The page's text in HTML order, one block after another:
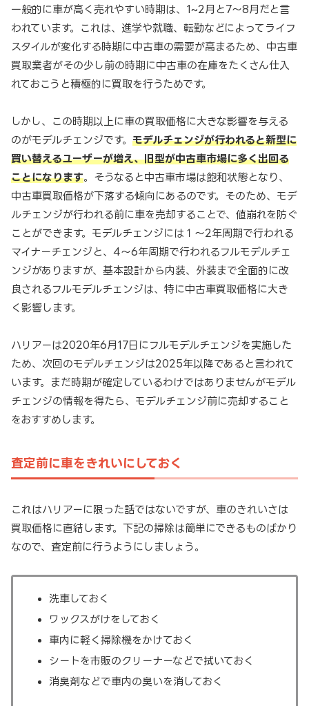
一般的に車が高く売れやすい時期は、1~2月と7～8月だと言
われています。これは、進学や就職、転勤などによってライフ
スタイルが変化する時期に中古車の需要が高まるため、中古車
買取業者がその少し前の時期に中古車の在庫をたくさん仕入
れておこうと積極的に買取を行うためです。
しかし、この時期以上に車の買取価格に大きな影響を与える
のがモデルチェンジです。 モデルチェンジが行われると新型に
買い替えるユーザーが増え、旧型が中古車市場に多く出回る
ことになります。そうなると中古車市場は飽和状態となり、
中古車買取価格が下落する傾向にあるのです。そのため、モデ
ルチェンジが行われる前に車を売却することで、値崩れを防ぐ
ことができます。モデルチェンジには１～2年周期で行われる
マイナーチェンジと、4～6年周期で行われるフルモデルチェ
ンジがありますが、基本設計から内装、外装まで全面的に改
良されるフルモデルチェンジは、特に中古車買取価格に大き
く影響します。
ハリアーは2020年6月17日にフルモデルチェンジを実施した
ため、次回のモデルチェンジは2025年以降であると言われて
います。まだ時期が確定しているわけではありませんがモデル
チェンジの情報を得たら、モデルチェンジ前に売却すること
をおすすめします。
査定前に車をきれいにしておく
これはハリアーに限った話ではないですが、車のきれいさは
買取価格に直結します。下記の掃除は簡単にできるものばかり
なので、査定前に行うようにしましょう。
洗車しておく
ワックスがけをしておく
車内に軽く掃除機をかけておく
シートを市販のクリーナーなどで拭いておく
消臭剤などで車内の臭いを消しておく